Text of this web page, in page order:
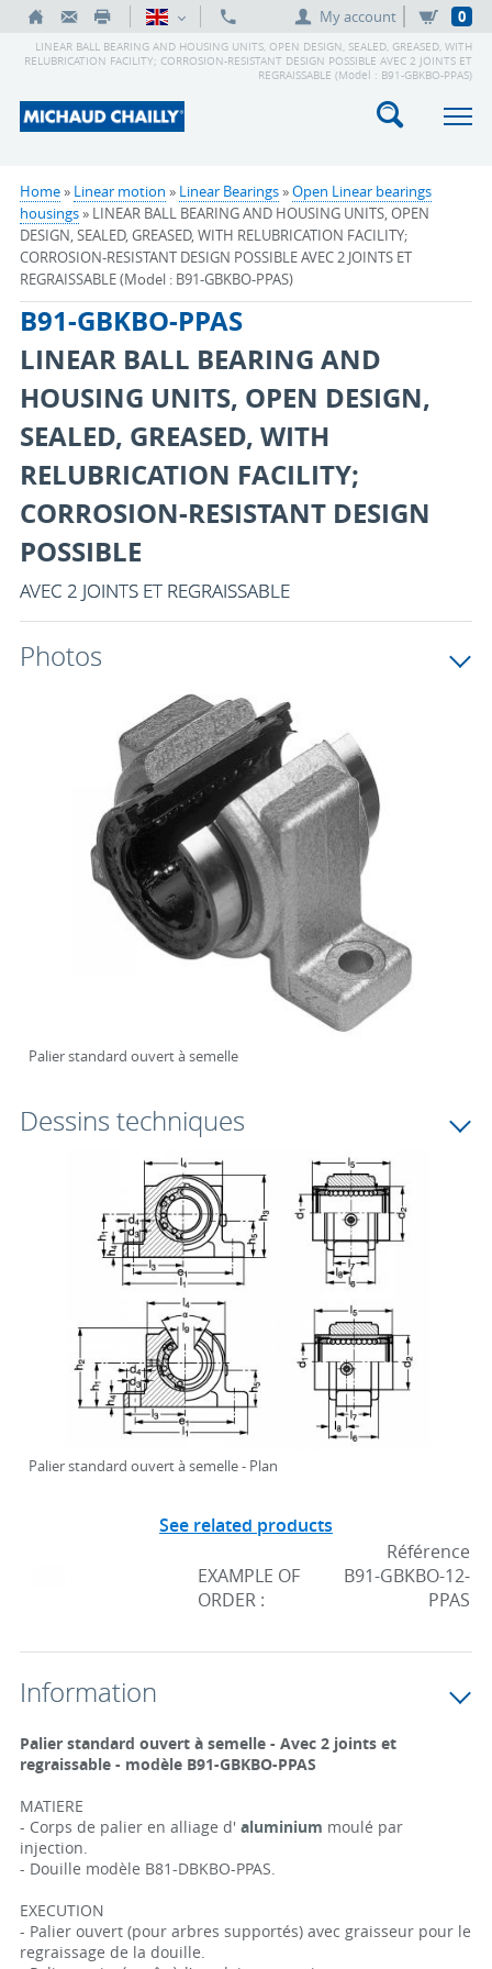
My account 0
LINEAR BALL BEARING AND HOUSING UNITS, OPEN DESIGN, SEALED, GREASED, WITH
RELUBRICATION FACILITY; CORROSION-RESISTANT DESIGN POSSIBLE AVEC 2 JOINTS ET
REGRAISSABLE (Model : B91-GBKBO-PPAS)
Home» Linear motion » Linear Bearings»Open Linear bearings
housings» LINEAR BALL BEARING AND HOUSING UNITS, OPEN
DESIGN, SEALED, GREASED, WITH RELUBRICATION FACILITY;
CORROSION-RESISTANT DESIGN POSSIBLE AVEC 2 JOINTS ET
REGRAISSABLE (Model : B91-GBKBO-PPAS)
B91-GBKBO-PPAS
LINEAR BALL BEARING AND
HOUSING UNITS, OPEN DESIGN,
SEALED, GREASED, WITH
RELUBRICATION FACILITY;
CORROSION-RESISTANT DESIGN
POSSIBLE
AVEC 2 JOINTS ET REGRAISSABLE
Photos
Palier standard ouvert à semelle
Dessins techniques
Palier standard ouvert à semelle - Plan
See related products
EXAMPLE OF
ORDER :
Référence
B91-GBKBO-12-
PPAS
Information
Palier standard ouvert à semelle - Avec 2 joints et
regraissable - modèle B91-GBKBO-PPAS
MATIERE
- Corps de palier en alliage d'aluminium moulé par
injection.
- Douille modèle B81-DBKBO-PPAS.
EXECUTION
- Palier ouvert (pour arbres supportés) avec graisseur pour le
regraissage de la douille.